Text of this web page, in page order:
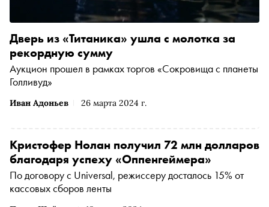
Иван Адоньев 26 марта 2024 г.
Дверь из «Титаника» ушла с молотка за
рекордную сумму
Аукцион прошел в рамках торгов «Сокровища с планеты
Голливуд»
Кристофер Нолан получил 72 млн долларов
благодаря успеху «Оппенгеймера»
По договору с Universal, режиссеру досталось 15% от
кассовых сборов ленты